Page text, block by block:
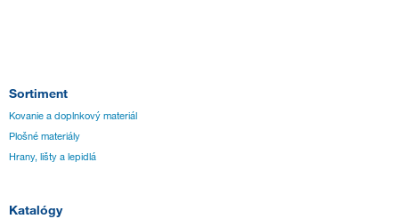
Sortiment
Kovanie a doplnkový materiál
Plošné materiály
Hrany, lišty a lepidlá
Katalógy